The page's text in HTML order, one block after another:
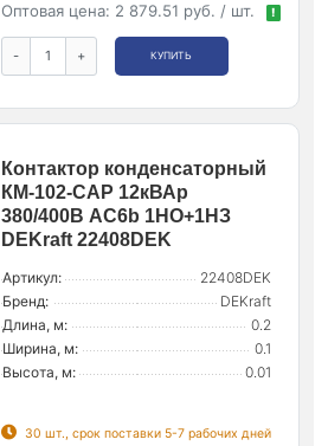
Оптовая цена: 2 879.51 руб. / шт. !
- + КУПИТЬ
Контактор конденсаторный
КМ-102-CAP 12кВАр
380/400В AC6b 1НО+1НЗ
DEKraft 22408DEK
Артикул:
22408DEK
Бренд:
DEKraft
Длина, м:
0.2
Ширина, м:
0.1
Высота, м:
0.01
30 шт., срок поставки 5-7 рабочих дней